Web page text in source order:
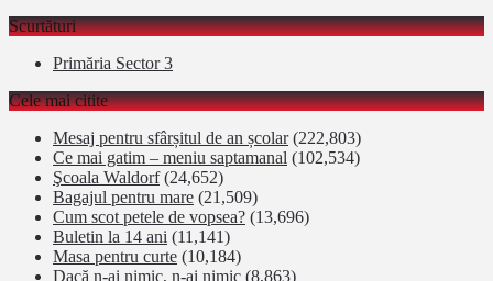
Scurtături
Primăria Sector 3
Cele mai citite
Mesaj pentru sfârșitul de an școlar (222,803)
Ce mai gatim – meniu saptamanal (102,534)
Şcoala Waldorf (24,652)
Bagajul pentru mare (21,509)
Cum scot petele de vopsea? (13,696)
Buletin la 14 ani (11,141)
Masa pentru curte (10,184)
Dacă n-ai nimic, n-ai nimic (8,863)